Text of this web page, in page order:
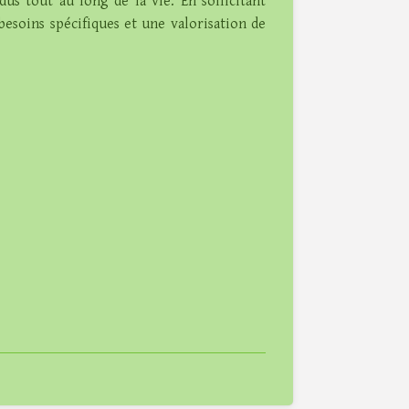
spécifiques et une valorisation de